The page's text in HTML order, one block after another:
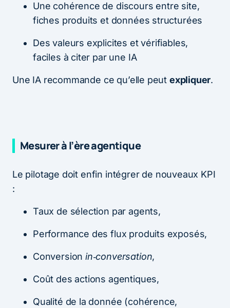
Une cohérence de discours entre site,
fiches produits et données structurées
Des valeurs explicites et vérifiables,
faciles à citer par une IA
Une IA recommande ce qu’elle peut expliquer.
Mesurer à l’ère agentique
Le pilotage doit enfin intégrer de nouveaux KPI
:
Taux de sélection par agents,
Performance des flux produits exposés,
Conversionin‑conversation,
Coût des actions agentiques,
Qualité de la donnée (cohérence,